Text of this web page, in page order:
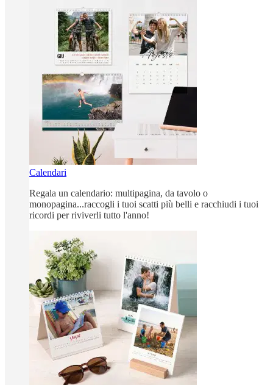
Calendari
Regala un calendario: multipagina, da tavolo o
monopagina...raccogli i tuoi scatti più belli e racchiudi i tuoi
ricordi per riviverli tutto l'anno!